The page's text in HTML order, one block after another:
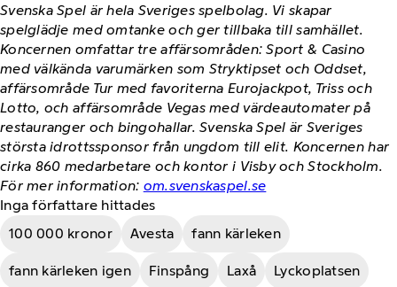
Svenska Spel är hela Sveriges spelbolag. Vi skapar
spelglädje med omtanke och ger tillbaka till samhället.
Koncernen omfattar tre affärsområden: Sport & Casino
med välkända varumärken som Stryktipset och Oddset,
affärsområde Tur med favoriterna Eurojackpot, Triss och
Lotto, och affärsområde Vegas med värdeautomater på
restauranger och bingohallar. Svenska Spel är Sveriges
största idrottssponsor från ungdom till elit. Koncernen har
cirka 860 medarbetare och kontor i Visby och Stockholm.
För mer information: om.svenskaspel.se
Inga författare hittades
100 000 kronor
Avesta fann kärleken
fann kärleken igen Finspång Laxå Lyckoplatsen